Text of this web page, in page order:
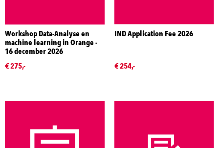
Workshop Data-Analyse en
machine learning in Orange -
16 december 2026
€ 275,-
IND Application Fee 2026
€ 254,-